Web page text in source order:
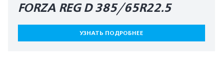
FORZA REG D 385/65R22.5
УЗНАТЬ ПОДРОБНЕЕ